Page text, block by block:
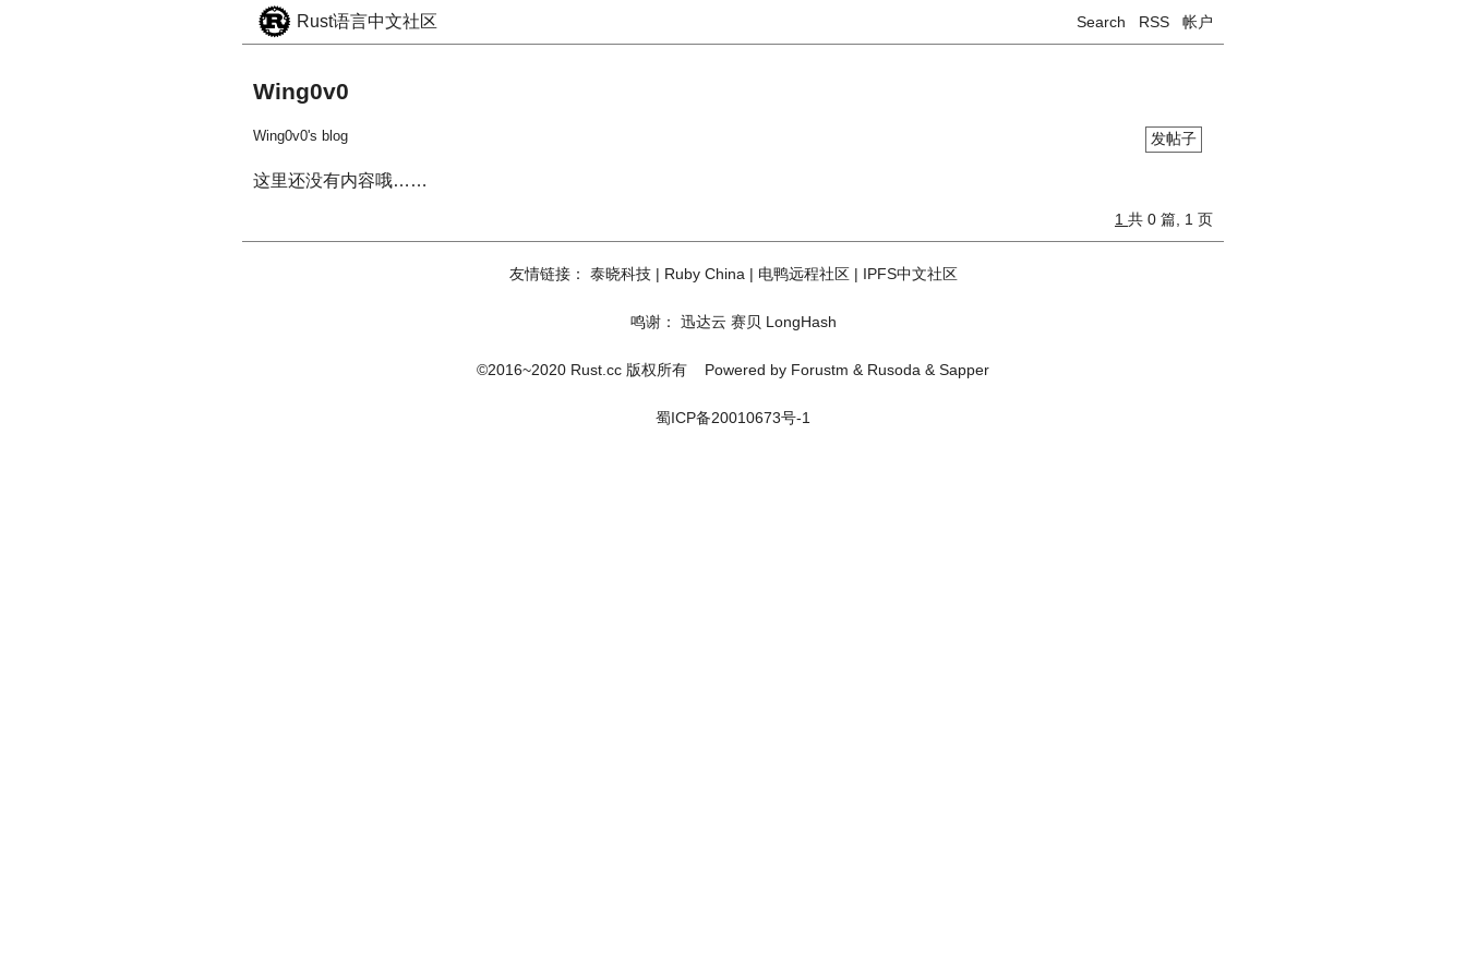
Rust语言中文社区 Search RSS 帐户
Wing0v0
发帖子
Wing0v0's blog
这里还没有内容哦……
1 共 0 篇, 1 页
友情链接： 泰晓科技| Ruby China | 电鸭远程社区| IPFS中文社区
鸣谢： 迅达云 赛贝 LongHash
©2016~2020 Rust.cc 版权所有 Powered by Forustm & Rusoda & Sapper
蜀ICP备20010673号-1